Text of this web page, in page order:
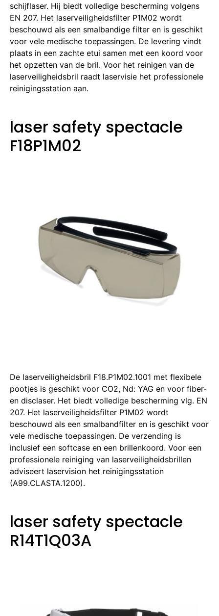
schijflaser. Hij biedt volledige bescherming volgens
EN 207. Het laserveiligheidsfilter P1M02 wordt
beschouwd als een smalbandige filter en is geschikt
voor vele medische toepassingen. De levering vindt
plaats in een zachte etui samen met een koord voor
het opzetten van de bril. Voor het reinigen van de
laserveiligheidsbril raadt laservisie het professionele
reinigingsstation aan.
laser safety spectacle
F18P1M02
De laserveiligheidsbril F18.P1M02.1001 met flexibele
pootjes is geschikt voor CO2, Nd: YAG en voor fiber-
en disclaser. Het biedt volledige bescherming vlg. EN
207. Het laserveiligheidsfilter P1M02 wordt
beschouwd als een smalbandfilter en is geschikt voor
vele medische toepassingen. De verzending is
inclusief een softcase en een brillenkoord. Voor een
professionele reiniging van laserveiligheidsbrillen
adviseert laservision het reinigingsstation
(A99.CLASTA.1200).
laser safety spectacle
R14T1Q03A